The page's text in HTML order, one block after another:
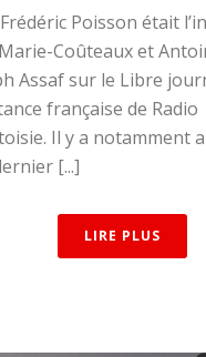
Poisson était
Coûteaux et
Assaf sur le Libre
française de Radio
Il y a notamment
[...]
LIRE PLUS